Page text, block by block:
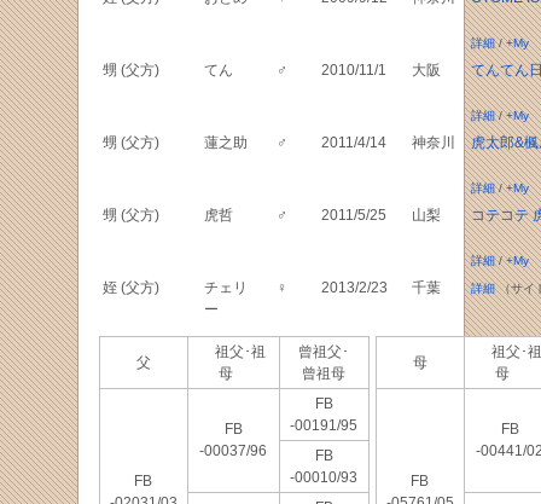
詳細/+My
甥 (父方) てん ♂ 2010/11/1 大阪 てんてん
詳細/+My
甥 (父方) 蓮之助 ♂ 2011/4/14 神奈川 虎太郎&
詳細/+My
甥 (父方) 虎哲 ♂ 2011/5/25 山梨 コテコテ
詳細/+My
姪 (父方)
チェリ
ー
♀ 2013/2/23 千葉 詳細（サイ
父
祖父･祖
母
曾祖父･
曾祖母
FB
FB
-00037/96
FB
-00191/95
FB
-00010/93
母
祖父･祖
母
FB
FB
-00441/